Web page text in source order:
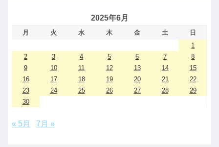
2025年6月
月 火 水 木 金 土
日
1
2
3 4 5 6 7
8
9
10 11 12 13 14
15
16
17 18 19 20 21
22
23
24 25 26 27 28
29
30
« 5月 7月 »